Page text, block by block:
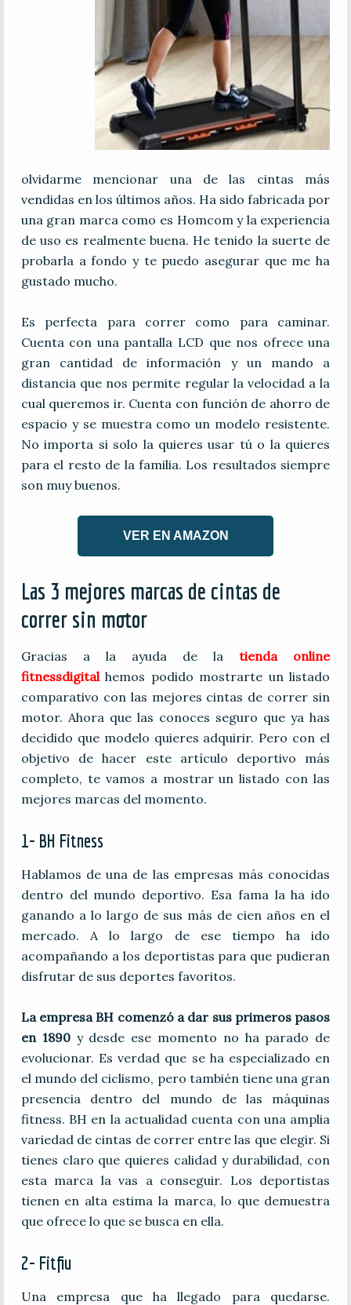
olvidarme mencionar una de las cintas más
vendidas en los últimos años. Ha sido fabricada por
una gran marca como es Homcom y la experiencia
de uso es realmente buena. He tenido la suerte de
probarla a fondo y te puedo asegurar que me ha
gustado mucho.
Es perfecta para correr como para caminar.
Cuenta con una pantalla LCD que nos ofrece una
gran cantidad de información y un mando a
distancia que nos permite regular la velocidad a la
cual queremos ir. Cuenta con función de ahorro de
espacio y se muestra como un modelo resistente.
No importa si solo la quieres usar tú o la quieres
para el resto de la familia. Los resultados siempre
son muy buenos.
VER EN AMAZON
Las 3 mejores marcas de cintas de
correr sin motor
Gracias a la ayuda de latienda online
fitnessdigitalhemos podido mostrarte un listado
comparativo con las mejores cintas de correr sin
motor. Ahora que las conoces seguro que ya has
decidido que modelo quieres adquirir. Pero con el
objetivo de hacer este artículo deportivo más
completo, te vamos a mostrar un listado con las
mejores marcas del momento.
1- BH Fitness
Hablamos de una de las empresas más conocidas
dentro del mundo deportivo. Esa fama la ha ido
ganando a lo largo de sus más de cien años en el
mercado. A lo largo de ese tiempo ha ido
acompañando a los deportistas para que pudieran
disfrutar de sus deportes favoritos.
La empresa BH comenzó a dar sus primeros pasos
en 1890y desde ese momento no ha parado de
evolucionar. Es verdad que se ha especializado en
el mundo del ciclismo, pero también tiene una gran
presencia dentro del mundo de las máquinas
fitness. BH en la actualidad cuenta con una amplia
variedad de cintas de correr entre las que elegir. Si
tienes claro que quieres calidad y durabilidad, con
esta marca la vas a conseguir. Los deportistas
tienen en alta estima la marca, lo que demuestra
que ofrece lo que se busca en ella.
2- Fitfiu
Una empresa que ha llegado para quedarse.